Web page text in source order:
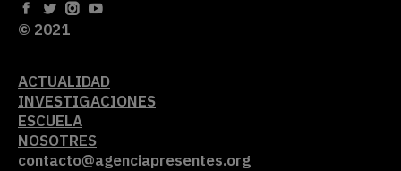
© 2021
ACTUALIDAD
INVESTIGACIONES
ESCUELA
NOSOTRES
contacto@agenciapresentes.org